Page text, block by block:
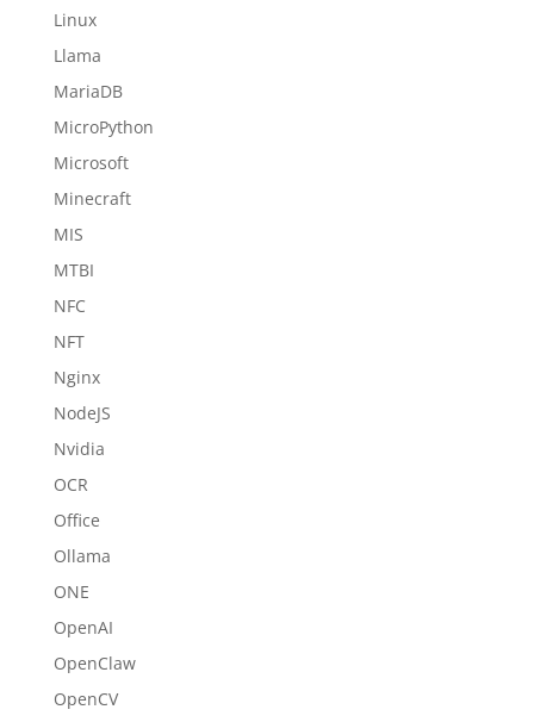
Linux
Llama
MariaDB
MicroPython
Microsoft
Minecraft
MIS
MTBI
NFC
NFT
Nginx
NodeJS
Nvidia
OCR
Office
Ollama
ONE
OpenAI
OpenClaw
OpenCV